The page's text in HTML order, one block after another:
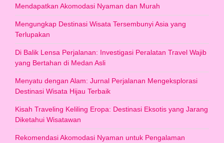
Mendapatkan Akomodasi Nyaman dan Murah
Mengungkap Destinasi Wisata Tersembunyi Asia yang
Terlupakan
Di Balik Lensa Perjalanan: Investigasi Peralatan Travel Wajib
yang Bertahan di Medan Asli
Menyatu dengan Alam: Jurnal Perjalanan Mengeksplorasi
Destinasi Wisata Hijau Terbaik
Kisah Traveling Keliling Eropa: Destinasi Eksotis yang Jarang
Diketahui Wisatawan
Rekomendasi Akomodasi Nyaman untuk Pengalaman